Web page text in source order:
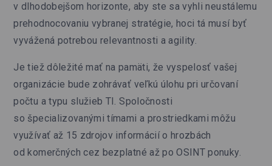
v dlhodobejšom horizonte, aby ste sa vyhli neustálemu
prehodnocovaniu vybranej stratégie, hoci tá musí byť
vyvážená potrebou relevantnosti a agility.
Je tiež dôležité mať na pamäti, že vyspelosť vašej
organizácie bude zohrávať veľkú úlohu pri určovaní
počtu a typu služieb TI. Spoločnosti
so špecializovanými tímami a prostriedkami môžu
využívať až 15 zdrojov informácií o hrozbách
od komerčných cez bezplatné až po OSINT ponuky.